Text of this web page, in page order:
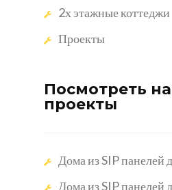
2х этажные коттеджи
Проекты
Посмотреть
проекты
Дома из SIP панелей
Дома из SIP панелей